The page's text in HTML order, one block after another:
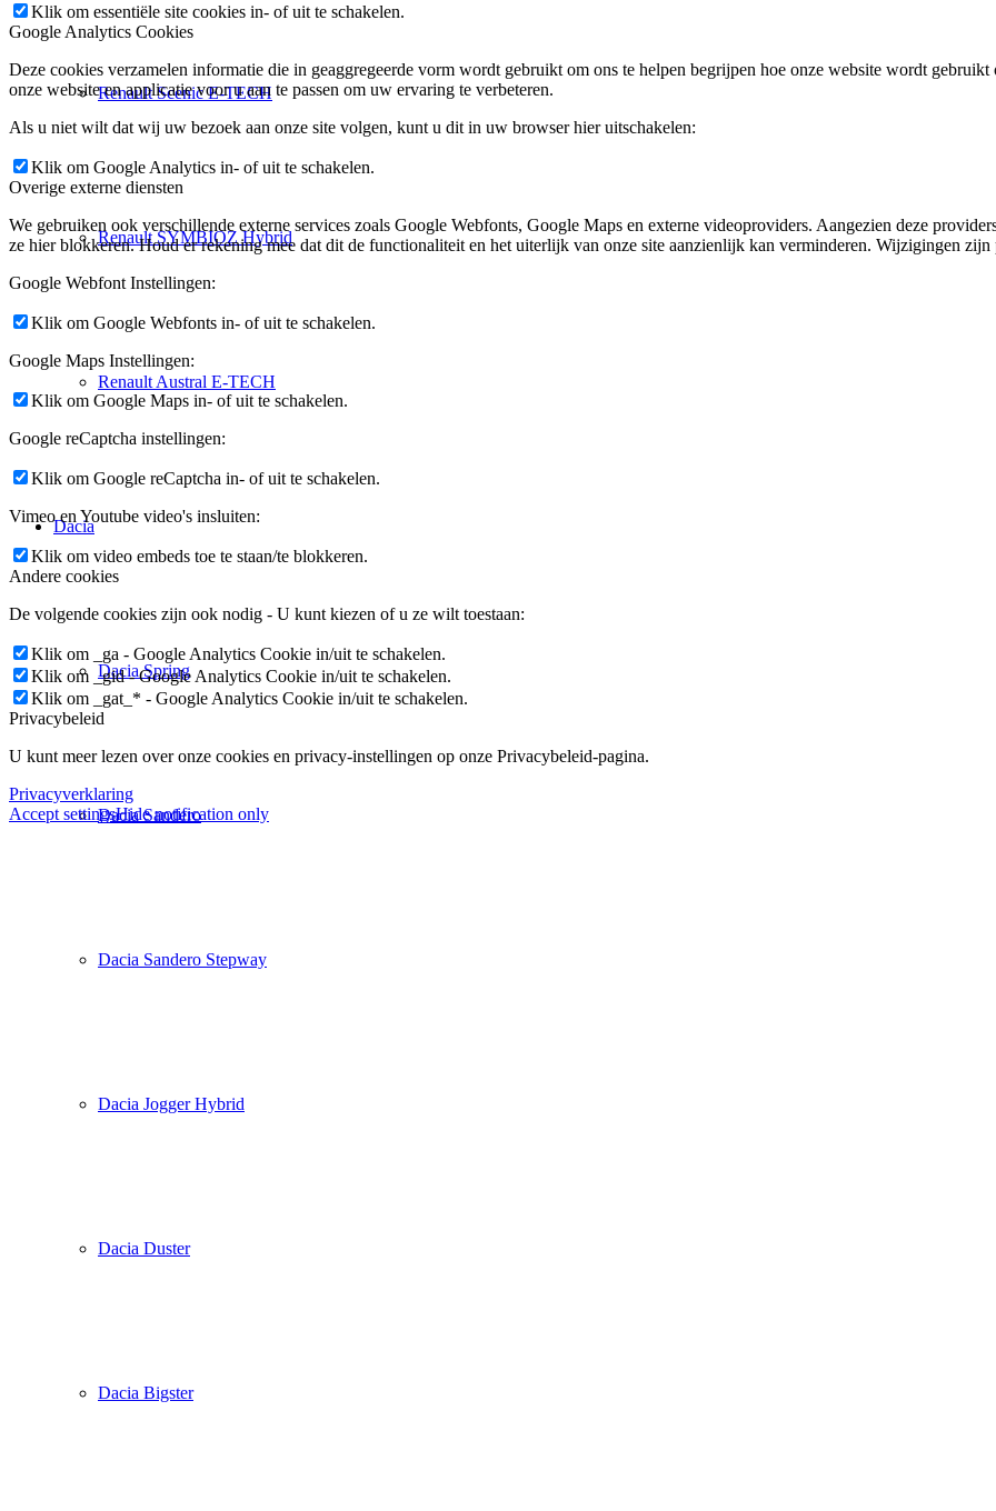
Renault Scenic E-TECH
Renault SYMBIOZ Hybrid
Renault Austral E-TECH
Dacia
Dacia Spring
Dacia Sandero
Dacia Sandero Stepway
Dacia Jogger Hybrid
Dacia Duster
Dacia Bigster
Klik om essentiële site cookies in- of uit te schakelen.
Google Analytics Cookies
Deze cookies verzamelen informatie die in geaggregeerde vorm wordt gebruikt om ons te helpen begrijpen hoe onze website wordt
onze website en applicatie voor u aan te passen om uw ervaring te verbeteren.
Als u niet wilt dat wij uw bezoek aan onze site volgen, kunt u dit in uw browser hier uitschakelen:
Klik om Google Analytics in- of uit te schakelen.
Overige externe diensten
We gebruiken ook verschillende externe services zoals Google Webfonts, Google Maps en externe videoproviders. Aangezien deze
ze hier blokkeren. Houd er rekening mee dat dit de functionaliteit en het uiterlijk van onze site aanzienlijk kan verminderen. Wijzigingen zijn
Google Webfont Instellingen:
Klik om Google Webfonts in- of uit te schakelen.
Google Maps Instellingen:
Klik om Google Maps in- of uit te schakelen.
Google reCaptcha instellingen:
Klik om Google reCaptcha in- of uit te schakelen.
Vimeo en Youtube video's insluiten:
Klik om video embeds toe te staan/te blokkeren.
Andere cookies
De volgende cookies zijn ook nodig - U kunt kiezen of u ze wilt toestaan:
Klik om _ga - Google Analytics Cookie in/uit te schakelen.
Klik om _gid - Google Analytics Cookie in/uit te schakelen.
Klik om _gat_* - Google Analytics Cookie in/uit te schakelen.
Privacybeleid
U kunt meer lezen over onze cookies en privacy-instellingen op onze Privacybeleid-pagina.
Privacyverklaring
Accept settingsHide notification only